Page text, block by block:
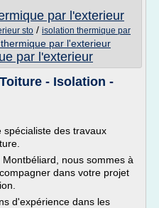
par l'exterieur
sto / isolation thermique par
par l'exterieur
par l'exterieur
- Isolation -
spécialiste des travaux
nous sommes à
dans votre projet
d'expérience dans les